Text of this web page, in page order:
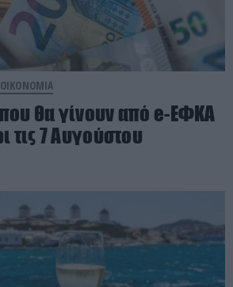
θα γίνουν από e-ΕΦΚΑ
τις 7 Αυγούστου